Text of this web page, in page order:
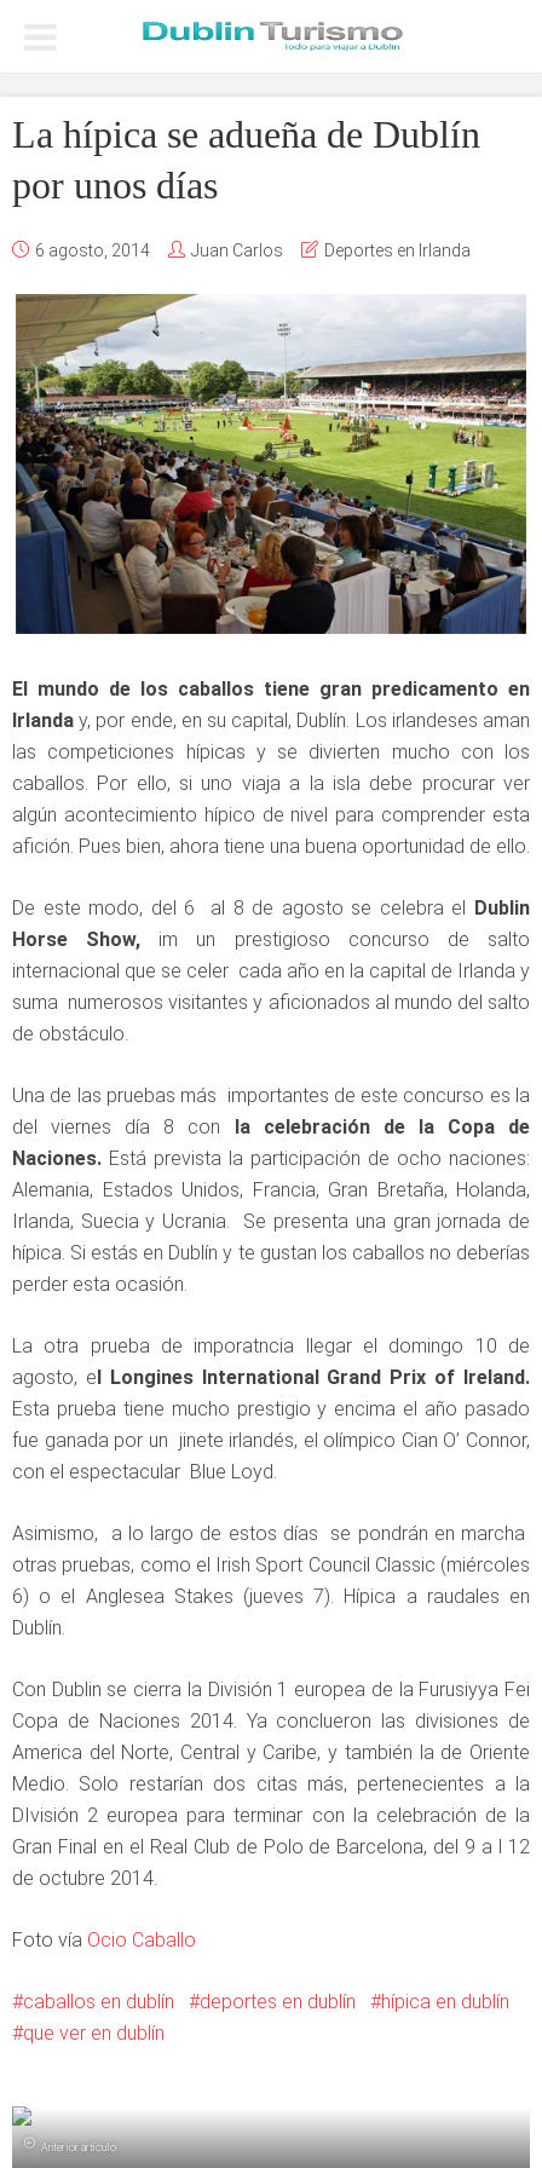
La hípica se adueña de Dublín
por unos días
6 agosto, 2014 Juan Carlos Deportes en Irlanda
El mundo de los caballos tiene gran predicamento en
Irlanda y, por ende, en su capital, Dublín. Los irlandeses aman
las competiciones hípicas y se divierten mucho con los
caballos. Por ello, si uno viaja a la isla debe procurar ver
algún acontecimiento hípico de nivel para comprender esta
afición. Pues bien, ahora tiene una buena oportunidad de ello.
De este modo, del 6 al 8 de agosto se celebra el
Dublin
Horse Show, im un prestigioso concurso de salto
internacional que se celer cada año en la capital de Irlanda y
suma numerosos visitantes y aficionados al mundo del salto
de obstáculo.
Una de las pruebas más importantes de este concurso es la
del viernes día 8 con
la celebración de la Copa de
Naciones. Está prevista la participación de ocho naciones:
Alemania, Estados Unidos, Francia, Gran Bretaña, Holanda,
Irlanda, Suecia y Ucrania. Se presenta una gran jornada de
hípica. Si estás en Dublín y te gustan los caballos no deberías
perder esta ocasión.
La otra prueba de imporatncia llegar el domingo 10 de
agosto, e l Longines International Grand Prix of Ireland.
Esta prueba tiene mucho prestigio y encima el año pasado
fue ganada por un jinete irlandés, el olímpico Cian O’ Connor,
con el espectacular Blue Loyd.
Asimismo, a lo largo de estos días se pondrán en marcha
otras pruebas, como el Irish Sport Council Classic (miércoles
6) o el Anglesea Stakes (jueves 7). Hípica a raudales en
Dublín.
Con Dublin se cierra la División 1 europea de la Furusiyya Fei
Copa de Naciones 2014. Ya conclueron las divisiones de
America del Norte, Central y Caribe, y también la de Oriente
Medio. Solo restarían dos citas más, pertenecientes a la
DIvisión 2 europea para terminar con la celebración de la
Gran Final en el Real Club de Polo de Barcelona, del 9 a l 12
de octubre 2014.
Foto vía Ocio Caballo
caballos en dublín deportes en dublín
hípica en dublín
que ver en dublín
Anterior artículo